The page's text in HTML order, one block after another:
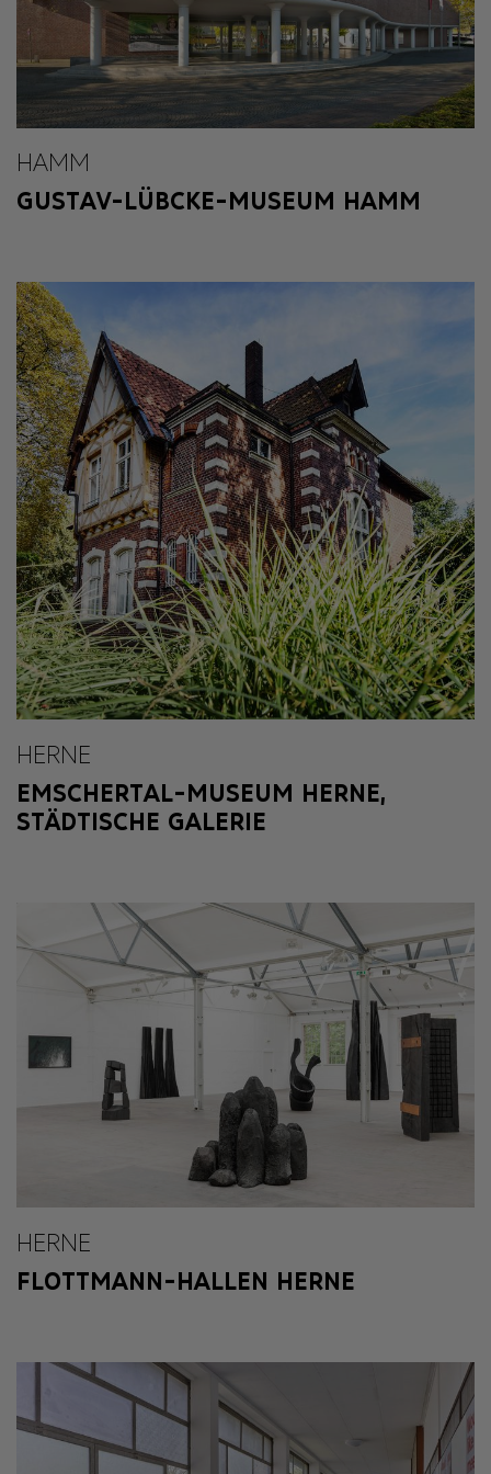
HAMM
GUSTAV-LÜBCKE-MUSEUM HAMM
HERNE
EMSCHERTAL-MUSEUM HERNE,
STÄDTISCHE GALERIE
HERNE
FLOTTMANN-HALLEN HERNE